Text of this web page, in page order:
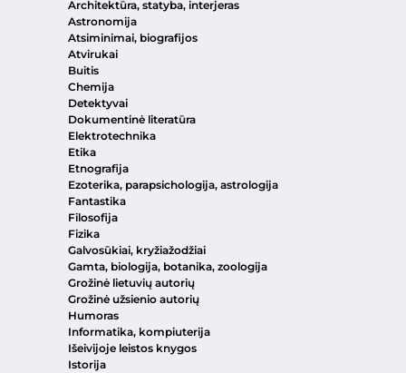
Architektūra, statyba, interjeras
Astronomija
Atsiminimai, biografijos
Atvirukai
Buitis
Chemija
Detektyvai
Dokumentinė literatūra
Elektrotechnika
Etika
Etnografija
Ezoterika, parapsichologija, astrologija
Fantastika
Filosofija
Fizika
Galvosūkiai, kryžiažodžiai
Gamta, biologija, botanika, zoologija
Grožinė lietuvių autorių
Grožinė užsienio autorių
Humoras
Informatika, kompiuterija
Išeivijoje leistos knygos
Istorija